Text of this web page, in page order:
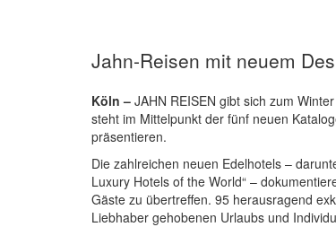
Jahn-Reisen mit neuem
Köln – JAHN REISEN gibt sich zum
steht im Mittelpunkt der fünf neuen
präsentieren.
Die zahlreichen neuen Edelhotels –
Luxury Hotels of the World“ –
Gäste zu übertreffen. 95 herausragend
Liebhaber gehobenen Urlaubs und